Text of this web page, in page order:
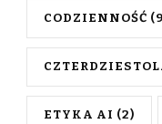
CODZIENNOŚĆ
ETYKA AI (2)